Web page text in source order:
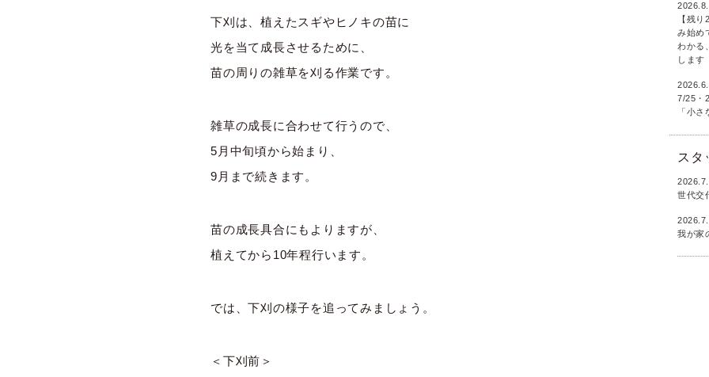
下刈は、植えたスギやヒノキの苗に
光を当て成長させるために、
苗の周りの雑草を刈る作業です。
雑草の成長に合わせて行うので、
5月中旬頃から始まり、
9月まで続きます。
苗の成長具合にもよりますが、
植えてから10年程行います。
では、下刈の様子を追ってみましょう。
＜下刈前＞
【残
み始め
わかる
します
7/25・
「小
スタ
世代交
我が家